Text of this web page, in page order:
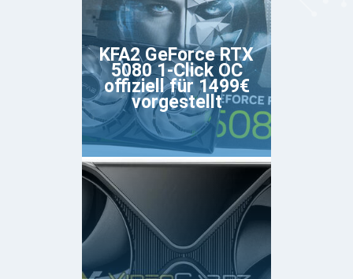
KFA2 GeForce RTX
5080 1-Click OC
offiziell für 1499€
vorgestellt